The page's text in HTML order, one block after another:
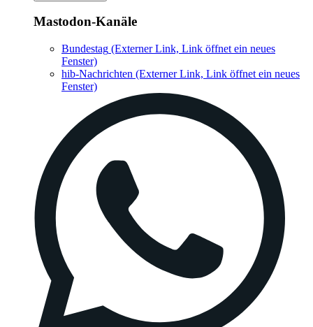
Mastodon-Kanäle
Bundestag (Externer Link, Link öffnet ein neues
Fenster)
hib-Nachrichten (Externer Link, Link öffnet ein neues
Fenster)